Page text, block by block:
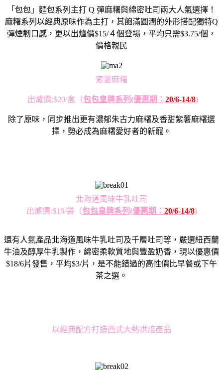
「包包」麵包系列主打 Q 彈麻糬與綿密吐司兩大人氣選擇！
麻糬系列以經典原味作為主打，其飽滿圓潤的外形搭配獨特Q
彈煙韌口感，更以出爐價$15/４個登場，平均只需$3.75/個，
價格親民
紫薯麻糬
出爐價:$20/盒（包包皇牌系列 (優惠期： 20/6-14/8)
除了原味，同步推出更有濃郁朱古力麻糬及香甜紫薯麻糬選
擇，勢必成為麻糬愛好者的新寵。
北海道風味牛乳吐司
出爐價:$18/袋 （包包皇牌系列 (優惠期： 20/6-14/8)
還有人氣產品北海道風味牛乳吐司及千層吐司等，嚴選紐西蘭
牛油及醇厚牛乳製作，綿密柔軟質地與豐盈奶香，現以優惠價
$18/6片發售，平均$3/片，是不能錯過的高性價比早餐或下午
茶之選。
以經典配方打造西式大熱烘焙產品